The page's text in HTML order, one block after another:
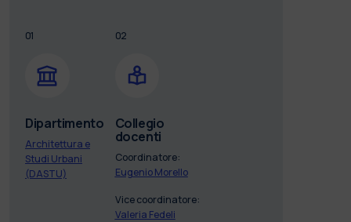
01
Dipartimento
Architettura e
Studi Urbani
(DASTU)
02
Collegio
docenti
Coordinatore:
Eugenio Morello
Vice coordinatore:
Valeria Fedeli